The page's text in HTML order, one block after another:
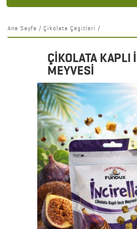
Ana Sayfa / Çikolata Çeşitleri /
ÇİKOLATA KAPLI
MEYVESİ
Detaylar